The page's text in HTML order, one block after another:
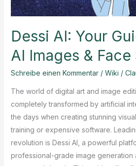
Dessi AI: Your
AI Images & Face
Schreibe einen Kommentar / Wiki /
The world of digital art and image
completely transformed by artificial
the days when creating stunning
training or expensive software.
revolution is Dessi AI, a powerful
professional-grade image generation